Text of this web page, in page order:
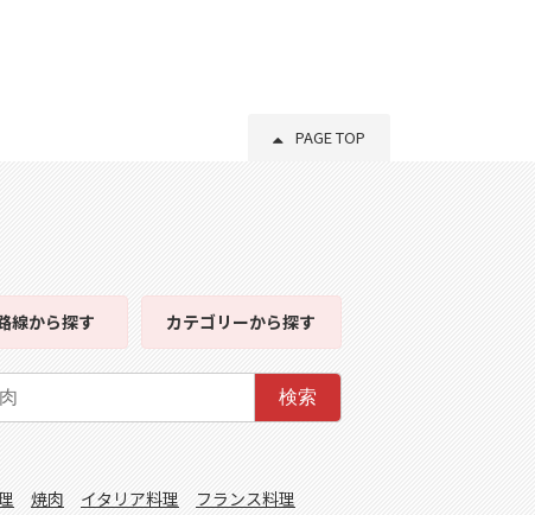
PAGE TOP
線から探す カテゴリーから探す
検索
焼肉 イタリア料理 フランス料理